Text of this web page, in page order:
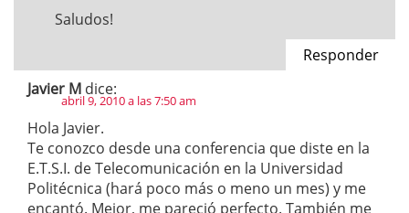
Saludos!
Responder
Javier M dice:
abril 9, 2010 a las 7:50 am
Hola Javier.
Te conozco desde una conferencia que diste en la
E.T.S.I. de Telecomunicación en la Universidad
Politécnica (hará poco más o meno un mes) y me
encantó. Mejor, me pareció perfecto. También me